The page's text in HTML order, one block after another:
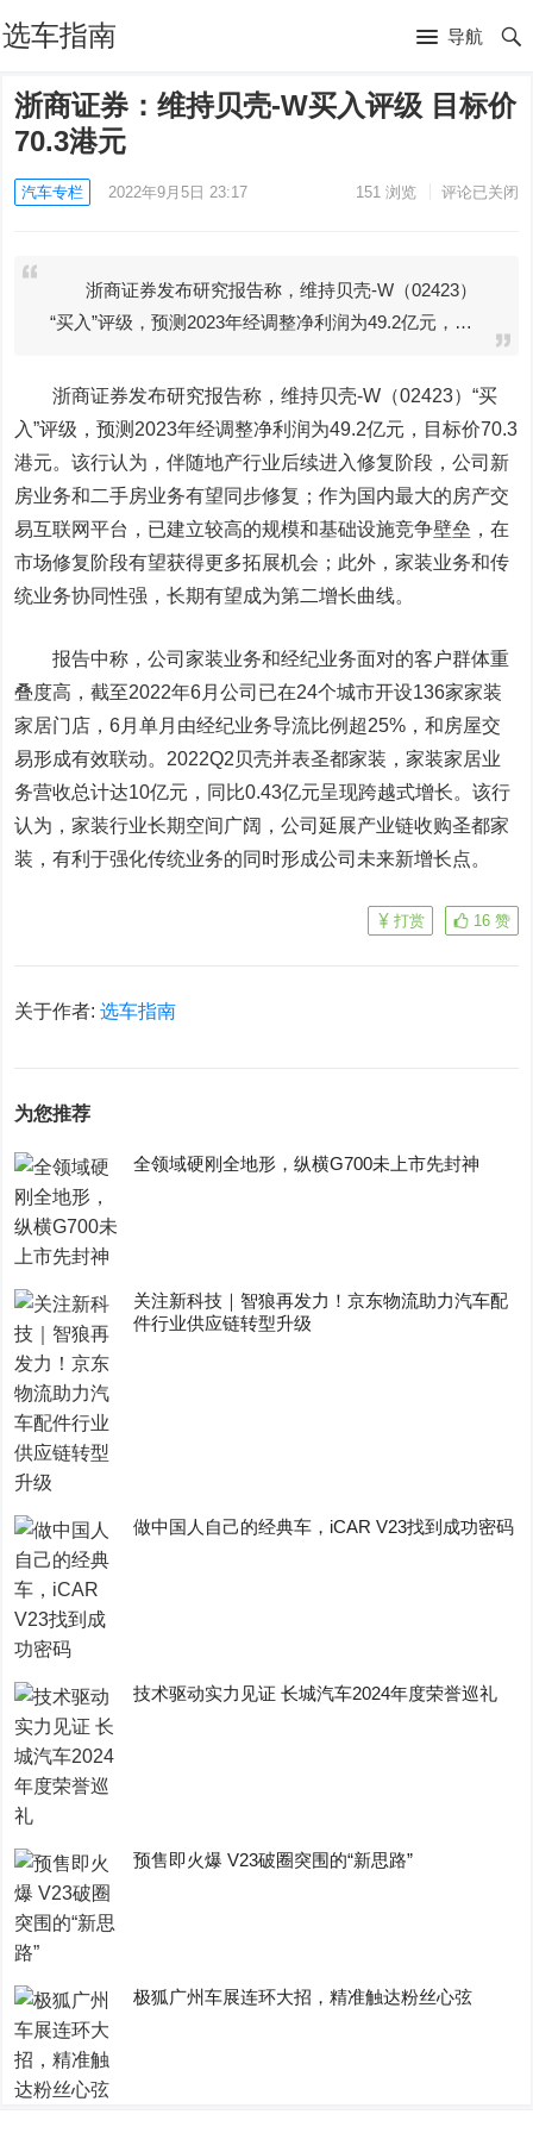
选车指南 导航
浙商证券：维持贝壳-W买入评级 目标价
70.3港元
汽车专栏 2022年9月5日 23:17 151浏览 评论已关闭
浙商证券发布研究报告称，维持贝壳-W（02423）
“买入”评级，预测2023年经调整净利润为49.2亿元，…
浙商证券发布研究报告称，维持贝壳-W （02423）“买
入”评级，预测2023年经调整净利润为49.2亿元，目标价70.3
港元。该行认为，伴随地产行业后续进入修复阶段，公司新
房业务和二手房业务有望同步修复；作为国内最大的房产交
易互联网平台，已建立较高的规模和基础设施竞争壁垒，在
市场修复阶段有望获得更多拓展机会；此外，家装业务和传
统业务协同性强，长期有望成为第二增长曲线。
报告中称，公司家装业务和经纪业务面对的客户群体重
叠度高，截至2022年6月公司已在24个城市开设136家家装
家居门店，6月单月由经纪业务导流比例超25%，和房屋交
易形成有效联动。2022Q2贝壳并表圣都家装，家装家居业
务营收总计达10亿元，同比0.43亿元呈现跨越式增长。该行
认为，家装行业长期空间广阔，公司延展产业链收购圣都家
装，有利于强化传统业务的同时形成公司未来新增长点。
16 赞
打赏
关于作者:选车指南
为您推荐
全领域硬刚全地形，纵横G700未上市先封神
关注新科技｜智狼再发力！京东物流助力汽车配
件行业供应链转型升级
做中国人自己的经典车，iCAR V23找到成功密码
技术驱动实力见证 长城汽车2024年度荣誉巡礼
预售即火爆 V23破圈突围的“新思路”
极狐广州车展连环大招，精准触达粉丝心弦